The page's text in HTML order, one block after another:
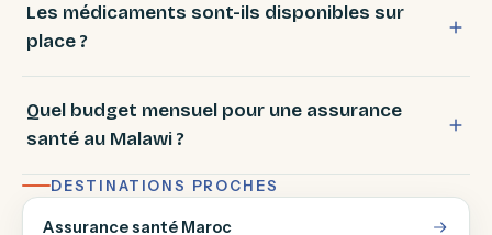
Les médicaments sont-ils disponibles sur
place ?
Quel budget mensuel pour une assurance
santé au Malawi ?
DESTINATIONS PROCHES
Assurance santé Maroc